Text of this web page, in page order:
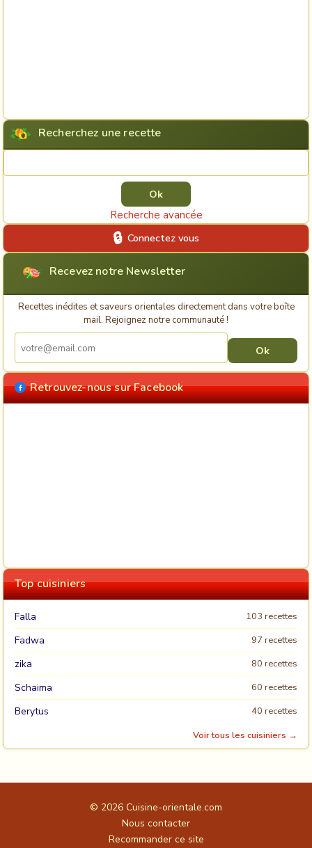
Recherchez une recette
Recherche avancée
Connectez vous
Recevez notre Newsletter
Recettes inédites et saveurs orientales directement dans votre boîte
mail. Rejoignez notre communauté !
Retrouvez-nous sur Facebook
Top cuisiniers
Falla 103 recettes
Fadwa 97 recettes
zika 80 recettes
Schaima 60 recettes
Berytus
40 recettes
Voir tous les cuisiniers →
© 2026 Cuisine-orientale.com
Nous contacter
Recommander ce site